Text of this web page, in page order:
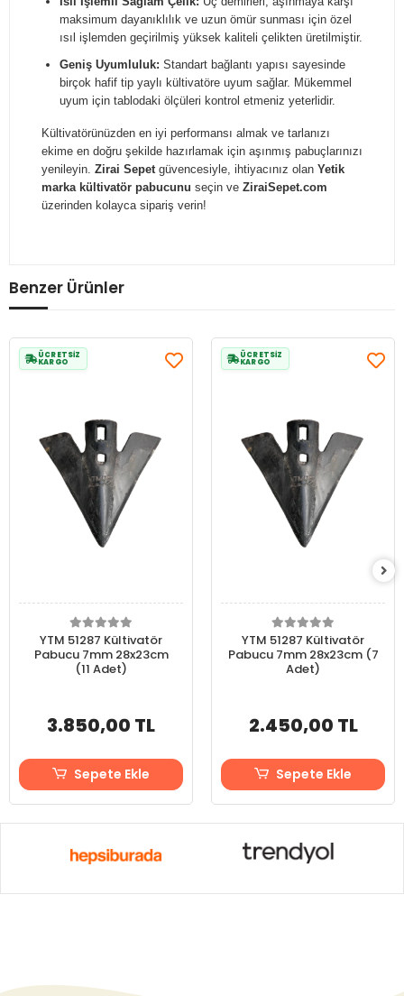
maksimum dayanıklılık ve uzun ömür sunması için özel
ısıl işlemden geçirilmiş yüksek kaliteli çelikten üretilmiştir.
Geniş Uyumluluk: Standart bağlantı yapısı sayesinde
birçok hafif tip yaylı kültivatöre uyum sağlar. Mükemmel
uyum için tablodaki ölçüleri kontrol etmeniz yeterlidir.
Kültivatörünüzden en iyi performansı almak ve tarlanızı
ekime en doğru şekilde hazırlamak için aşınmış pabuçlarınızı
yenileyin. Zirai Sepetgüvencesiyle, ihtiyacınız olan Yetik
marka kültivatör pabucunu seçin ve ZiraiSepet.com
üzerinden kolayca sipariş verin!
Benzer Ürünler
ÜCRETSİZ
KARGO
YTM 51287 Kültivatör
Pabucu 7mm 28x23cm
(11 Adet)
3.850,00 TL
Sepete Ekle
ÜCRETSİZ
KARGO
YTM 51287 Kültivatör
Pabucu 7mm 28x23cm (7
Adet)
2.450,00 TL
Sepete Ekle